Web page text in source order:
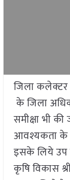
जिला कलेक्टर
के जिला
समीक्षा भी
आवश्यकता के
इसके लिये उप
कृषि विकास